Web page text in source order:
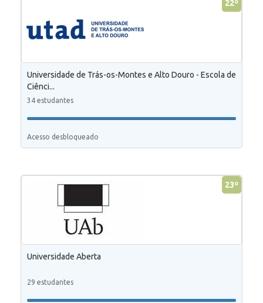
22º
Universidade de Trás-os-Montes e Alto Douro - Escola de
Ciênci...
34 estudantes
Acesso desbloqueado
23º
Universidade Aberta
29 estudantes